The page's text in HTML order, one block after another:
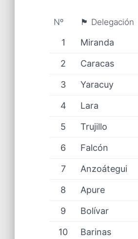
Nº 🏴 Delegación
1 Miranda
2 Caracas
3 Yaracuy
4 Lara
5 Trujillo
6 Falcón
7 Anzoátegui
8 Apure
9 Bolívar
10 Barinas